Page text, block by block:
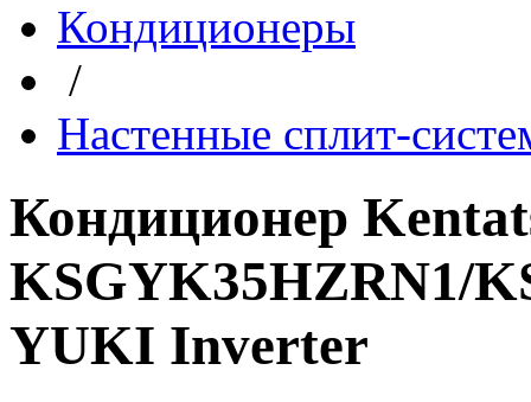
Кондиционеры
/
Настенные сплит-
Кондиционер
KSGYK35HZRN1/
YUKI Inverter